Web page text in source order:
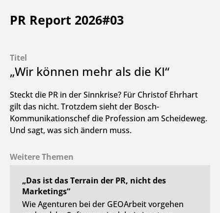
PR Report 2026#03
Titel
„Wir können mehr als die KI“
Steckt die PR in der Sinnkrise? Für Christof Ehrhart
gilt das nicht. Trotzdem sieht der Bosch-
Kommunikationschef die Profession am Scheideweg.
Und sagt, was sich ändern muss.
Weitere Themen
„Das ist das Terrain der PR, nicht des
Marketings“
Wie Agenturen bei der GEOArbeit vorgehen